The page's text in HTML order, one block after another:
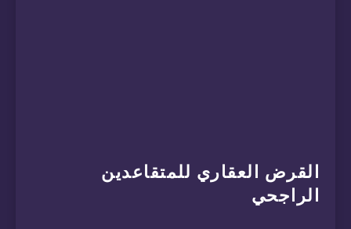
القرض العقاري للمتقاعدين
الراجحي